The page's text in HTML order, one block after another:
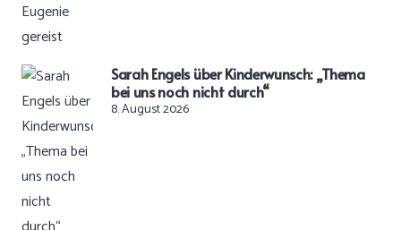
Sarah Engels über Kinderwunsch: „Thema
bei uns noch nicht durch“
8. August 2026